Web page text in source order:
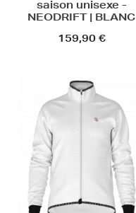
saison unisexe -
NEODRIFT | BLANC
159,90 €